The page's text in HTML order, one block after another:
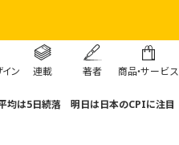
イン 連載 著者 商品・サービス
均は5日続落 明日は日本のCPIに注目